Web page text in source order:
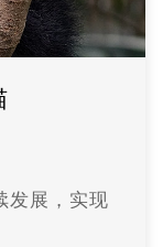
发展，实现